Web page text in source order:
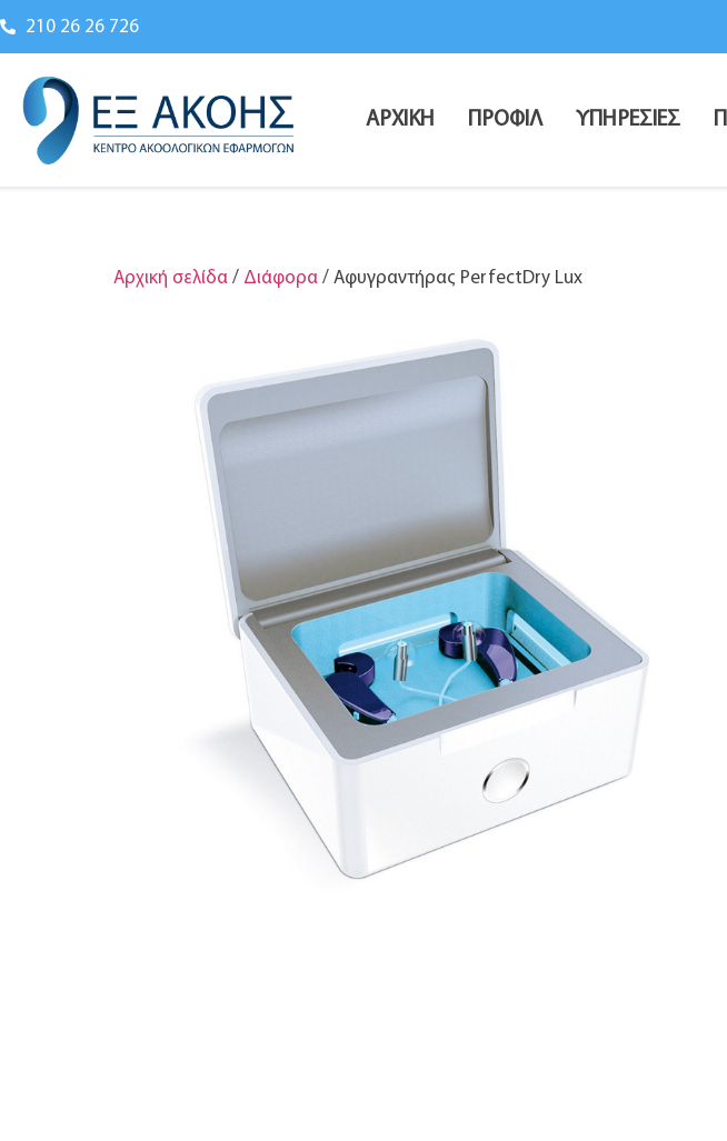
210 26 26 726
ΑΡΧΙΚΗ ΠΡΟΦΙΛ ΥΠΗΡΕΣΙΕΣ
Αρχική σελίδα / Διάφορα / Αφυγραντήρας PerfectDry Lux